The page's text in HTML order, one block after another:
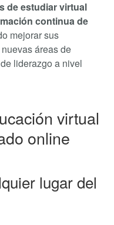
de estudiar virtual
continua de
mejorar sus
áreas de
liderazgo a nivel
virtual
online
lugar del